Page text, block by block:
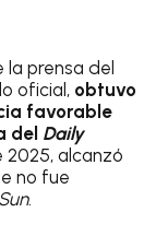
prensa del
oficial, obtuvo
favorable
del Daily
2025, alcanzó
no fue
.